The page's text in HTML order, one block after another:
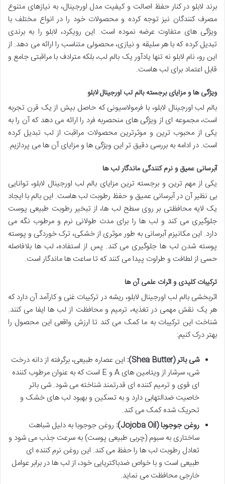
برند لابلو در کنار حفظ اصالت و کیفیت مدل اورجینال، به نیازهای متنوع
مصرف کنندگان نیز توجه کرده و محصولات خود را در انواع مختلف با
ویژگی های متفاوت عرضه نموده است. این رویکرد، لابلو را به برندی
تبدیل کرده که با هر سلیقه و نیازی، محصولی متناسب را ارائه می دهد. از
این رو، نام لابلو نه تنها یادآور یک بالم لب، بلکه مترادف با مراقبتی جامع و
قابل اعتماد برای لب هاست.
ویژگی ها و مزایای برجسته بالم لب اورجینال لابلو
بالم لب اورجینال لابلو، با فرمولاسیونی که حاصل بیش از یک قرن تجربه
است، مجموعه ای از ویژگی های منحصربه فرد را ارائه می دهد که آن را به
یکی از محبوب ترین و موثرترین محصولات مراقبت از لب تبدیل کرده
است. در ادامه به بررسی دقیق تر این ویژگی ها و مزایای آن ها می پردازیم.
آبرسانی عمیق و نرم کنندگی ماندگار لب ها
یکی از مهم ترین و برجسته ترین مزایای بالم لب اورجینال لابلو، توانایی
بی نظیر آن در آبرسانی عمیق و حفظ رطوبت لب هاست. این بالم با ایجاد
یک لایه محافظتی بر روی سطح لب ها، از تبخیر رطوبت طبیعی پوست
جلوگیری می کند و لب ها را برای مدت طولانی نرم و مرطوب نگه می
دارد. این مکانیزم آبرسانی به طور موثری از خشکی، ترک خوردگی و پوسته
پوسته شدن لب ها جلوگیری می کند. پس از استفاده، لب ها بلافاصله
حسی از لطافت و طراوت پیدا می کنند که تا ساعت ها ماندگار است.
ترکیبات کلیدی و اثرات علمی آن ها
اثربخشی بالم لب اورجینال لابلو، ریشه در ترکیبات غنی و کارآمد آن دارد که
هر یک نقش مهمی در تغذیه، ترمیم و محافظت از لب ها ایفا می کنند.
شناخت این ترکیبات به ما کمک می کند تا ارزش واقعی این محصول را
بهتر درک کنیم:
شی باتر (Shea Butter):
این عصاره طبیعی، برگرفته از دانه درخت
شی، سرشار از ویتامین های A و E است که به عنوان مرطوب کننده
ای قوی و ترمیم کننده ای قدرتمند شناخته می شود. شی باتر
خاصیت ضدالتهابی دارد و به تسکین و بهبود لب های خشک و
تحریک شده کمک می کند.
روغن جوجوبا (Jojoba Oil):
روغن جوجوبا به دلیل شباهت
ساختاری به سبوم (چربی طبیعی پوست) به سرعت جذب می شود و
تعادل رطوبت لب ها را حفظ می کند. این روغن نرم کننده ای
طبیعی است و با خواص ضدباکتریایی خود، از لب ها در برابر عوامل
خارجی محافظت می نماید.